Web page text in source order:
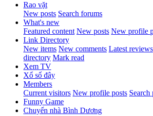
Rao vặt
New posts Search forums
What's new
Featured content New posts New profile
Link Directory
New items New comments Latest reviews
directory Mark read
Xem TV
Xổ số đây
Members
Current visitors New profile posts Search
Funny Game
Chuyển nhà Bình Dương